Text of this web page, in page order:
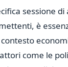
sessione
è
come le